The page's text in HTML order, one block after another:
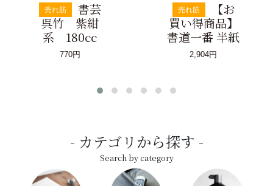
売れ筋
書芸
呉竹 紫紺
系 180cc
770円
売れ筋
【お
買い得商品】
書道一番 半紙
2,904円
カテゴリから探す
Search by category